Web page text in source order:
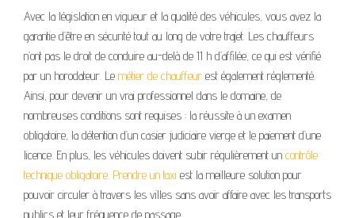
Avec la législation en vigueur et la qualité des véhicules, vous avez la
garantie d’être en sécurité tout au long de votre trajet. Les chauffeurs
n’ont pas le droit de conduire au-delà de 11 h d’affilée, ce qui est vérifié
par un horodateur. Le métier de chauffeur est également réglementé.
Ainsi, pour devenir un vrai professionnel dans le domaine, de
nombreuses conditions sont requises : la réussite à un examen
obligatoire, la détention d’un casier judiciaire vierge et le paiement d’une
licence. En plus, les véhicules doivent subir régulièrement un contrôle
technique obligatoire. Prendre un taxi est la meilleure solution pour
pouvoir circuler à travers les villes sans avoir affaire avec les transports
publics et leur fréquence de passage.